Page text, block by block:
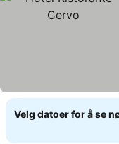
Velg datoer for å se